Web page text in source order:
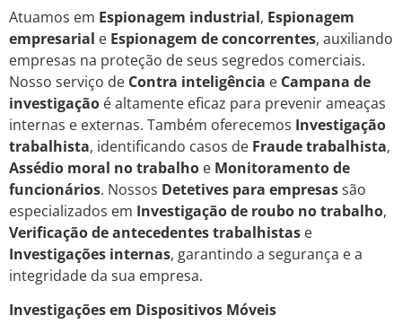
Atuamos em Espionagem industrial, Espionagem
empresarial e Espionagem de concorrentes, auxiliando
empresas na proteção de seus segredos comerciais.
Nosso serviço de Contra inteligência e Campana de
investigação é altamente eficaz para prevenir ameaças
internas e externas. Também oferecemos Investigação
trabalhista, identificando casos de Fraude trabalhista,
Assédio moral no trabalho e Monitoramento de
funcionários. Nossos Detetives para empresassão
especializados em Investigação de roubo no trabalho,
Verificação de antecedentes trabalhistas e
Investigações internas, garantindo a segurança e a
integridade da sua empresa.
Investigações em Dispositivos Móveis